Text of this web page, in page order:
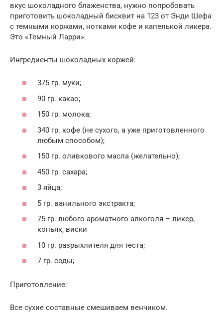
вкус шоколадного блаженства, нужно попробовать
приготовить шоколадный бисквит на 123 от Энди Шефа
с темными коржами, нотками кофе и капелькой ликера.
Это «Темный Ларри».
Ингредиенты шоколадных коржей:
375 гр. муки;
90 гр. какао;
150 гр. молока;
340 гр. кофе (не сухого, а уже приготовленного
любым способом);
150 гр. оливкового масла (желательно);
450 гр. сахара;
3 яйца;
5 гр. ванильного экстракта;
75 гр. любого ароматного алкоголя – ликер,
коньяк, виски
10 гр. разрыхлителя для теста;
7 гр. соды;
Приготовление:
Все сухие составные смешиваем венчиком.